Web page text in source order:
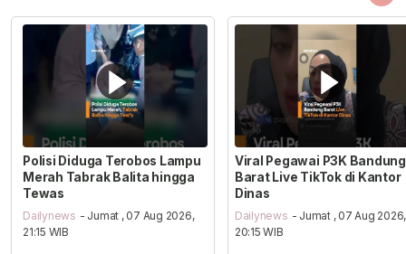
Polisi Diduga Terobos Lampu
Merah Tabrak Balita hingga
Tewas
Dailynews - Jumat , 07 Aug 2026,
21:15 WIB
Viral Pegawai P3K Bandung
Barat Live TikTok di Kantor
Dinas
Dailynews - Jumat , 07 Aug 2026,
20:15 WIB